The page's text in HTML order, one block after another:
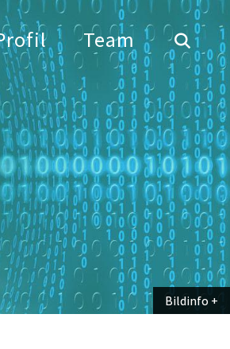
Team
Bildinfo
Bildinfo